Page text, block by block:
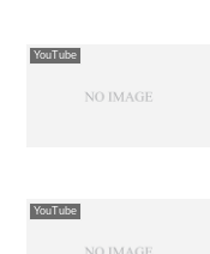
YouTube
YouTube